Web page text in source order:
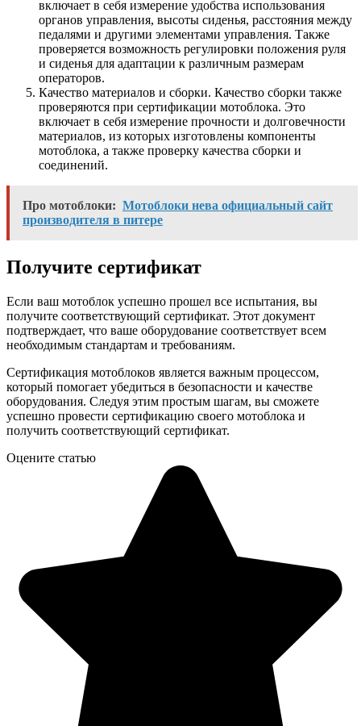
включает в себя измерение удобства использования
органов управления, высоты сиденья, расстояния между
педалями и другими элементами управления. Также
проверяется возможность регулировки положения руля
и сиденья для адаптации к различным размерам
операторов.
Качество материалов и сборки. Качество сборки также
проверяются при сертификации мотоблока. Это
включает в себя измерение прочности и долговечности
материалов, из которых изготовлены компоненты
мотоблока, а также проверку качества сборки и
соединений.
Про мотоблоки: Мотоблоки нева официальный сайт
производителя в питере
Получите сертификат
Если ваш мотоблок успешно прошел все испытания, вы
получите соответствующий сертификат. Этот документ
подтверждает, что ваше оборудование соответствует всем
необходимым стандартам и требованиям.
Сертификация мотоблоков является важным процессом,
который помогает убедиться в безопасности и качестве
оборудования. Следуя этим простым шагам, вы сможете
успешно провести сертификацию своего мотоблока и
получить соответствующий сертификат.
Оцените статью